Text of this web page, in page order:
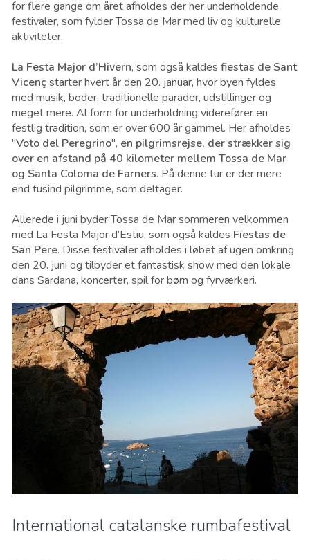
for flere gange om året afholdes der her underholdende
festivaler, som fylder Tossa de Mar med liv og kulturelle
aktiviteter.
La Festa Major d’Hivern, som også kaldes fiestas de Sant
Vicençstarter hvert år den 20. januar, hvor byen fyldes
med musik, boder, traditionelle parader, udstillinger og
meget mere. Al form for underholdning viderefører en
festlig tradition, som er over 600 år gammel. Her afholdes
"Voto del Peregrino", en pilgrimsrejse, der strækker sig
over en afstand på 40 kilometer mellem Tossa de Mar
og Santa Coloma de Farners. På denne tur er der mere
end tusind pilgrimme, som deltager.
Allerede i juni byder Tossa de Mar sommeren velkommen
med La Festa Major d’Estiu, som også kaldes Fiestas de
San Pere. Disse festivaler afholdes i løbet af ugen omkring
den ​​20. juni og tilbyder et fantastisk show med den lokale
dans Sardana, koncerter, spil for børn og fyrværkeri.
International catalanske rumbafestival